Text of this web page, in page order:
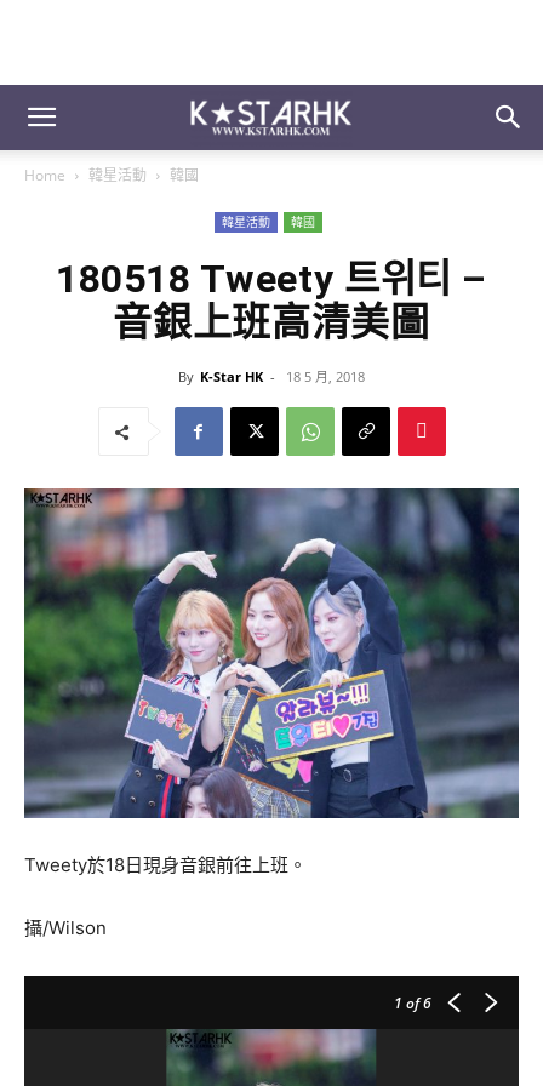
Home 韓星活動 韓國
韓星活動 韓國
180518 Tweety 트위티 –
音銀上班高清美圖
By K-Star HK - 18 5 月, 2018
Tweety於18日現身音銀前往上班。
攝/Wilson
1 of 6